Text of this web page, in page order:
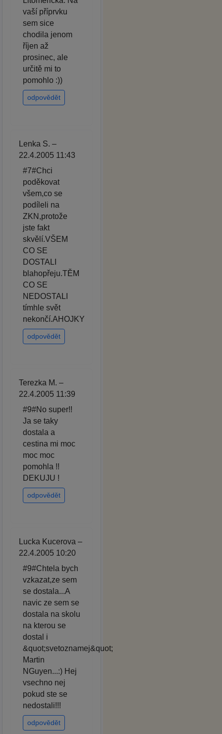
vaší příprvku
sem sice
chodila jenom
říjen až
prosinec, ale
určitě mi to
pomohlo :))
odpovědět
Lenka S. –
22.4.2005 11:43
#7#Chci
poděkovat
všem,co se
podíleli na
ZKN,protože
jste fakt
skvělí.VŠEM
CO SE
DOSTALI
blahopřeju.TĚM
CO SE
NEDOSTALI
tímhle svět
nekončí.AHOJKY
odpovědět
Terezka M. –
22.4.2005 11:39
#9#No super!!
Ja se taky
dostala a
cestina mi moc
moc moc
pomohla !!
DEKUJU !
odpovědět
Lucka Kucerova –
22.4.2005 10:20
#9#Chtela bych
vzkazat,ze sem
se dostala...A
navic ze sem se
dostala na skolu
na kterou se
dostal i
&quot;svetoznamej&quot;
Martin
NGuyen...:) Hej
vsechno nej
pokud ste se
nedostali!!!
odpovědět